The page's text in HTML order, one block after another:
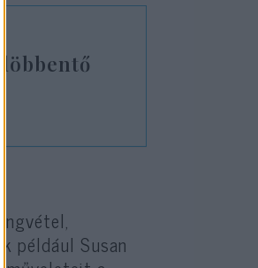
például Susan